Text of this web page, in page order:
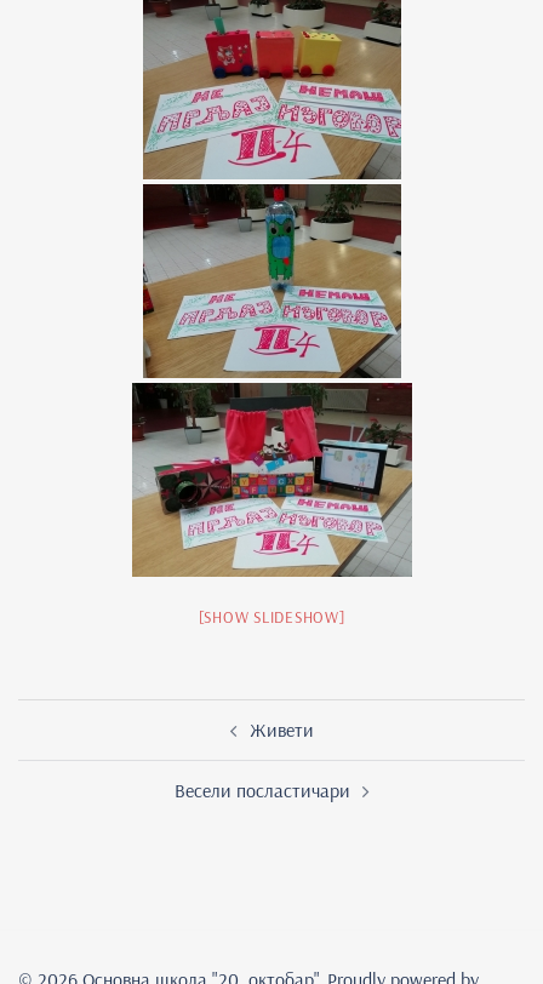
[SHOW SLIDESHOW]
Живети
Весели посластичари
© 2026 Основна школа "20. oктобар". Proudly powered by